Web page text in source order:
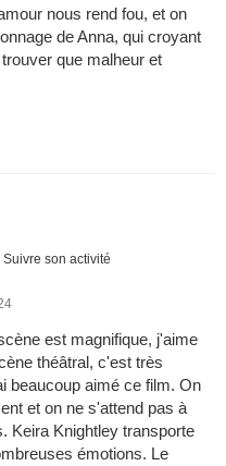
nous rend fou, et on
de Anna, qui croyant
trouver que malheur et
Suivre son activité
est magnifique, j'aime
théâtral, c'est très
beaucoup aimé ce film. On
et on ne s'attend pas à
Keira Knightley transporte
émotions. Le